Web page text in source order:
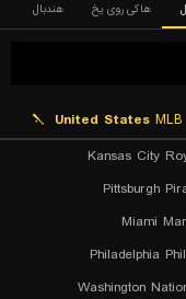
هاکی روی یخ هندبال
United States MLB
Kansas City
Pittsburgh
Miami
Philadelphia
Washington